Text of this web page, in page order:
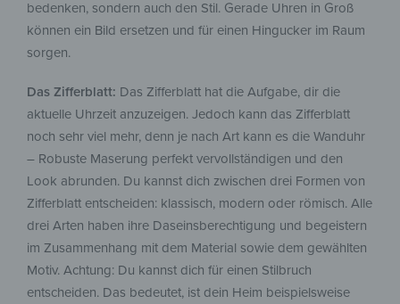
bedenken, sondern auch den Stil. Gerade Uhren in Groß
können ein Bild ersetzen und für einen Hingucker im Raum
sorgen.
Das Zifferblatt: Das Zifferblatt hat die Aufgabe, dir die
aktuelle Uhrzeit anzuzeigen. Jedoch kann das Zifferblatt
noch sehr viel mehr, denn je nach Art kann es die Wanduhr
– Robuste Maserung perfekt vervollständigen und den
Look abrunden. Du kannst dich zwischen drei Formen von
Zifferblatt entscheiden: klassisch, modern oder römisch. Alle
drei Arten haben ihre Daseinsberechtigung und begeistern
im Zusammenhang mit dem Material sowie dem gewählten
Motiv. Achtung: Du kannst dich für einen Stilbruch
entscheiden. Das bedeutet, ist dein Heim beispielsweise